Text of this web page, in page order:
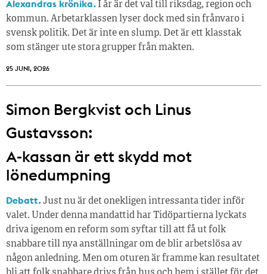
Alexandras krönika. I år är det val till riksdag, region och
kommun. Arbetarklassen lyser dock med sin frånvaro i
svensk politik. Det är inte en slump. Det är ett klasstak
som stänger ute stora grupper från makt­en.
25 JUNI, 2026
Simon Bergkvist och Linus
Gustavsson:
A-kassan är ett skydd mot
lönedumpning
Debatt.Just nu är det onekligen intressanta tider inför
valet. Under denna mandattid har Tidöpartierna lyckats
driva igenom en reform som syftar till att få ut folk
snabbare till nya anställningar om de blir arbetslösa av
någon anledning. Men om oturen är framme kan resultatet